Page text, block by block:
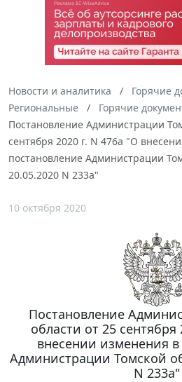
Новости и аналитика
Горячие
Региональные
Горячие
Постановление Администрации
сентября 2020 г. N 476а "О
постановление Администрации
20.05.2020 N 233а"
10 октября 2020
Постановление
области от 25 сентября
внесении изменения
Администрации Томской
N 233а"